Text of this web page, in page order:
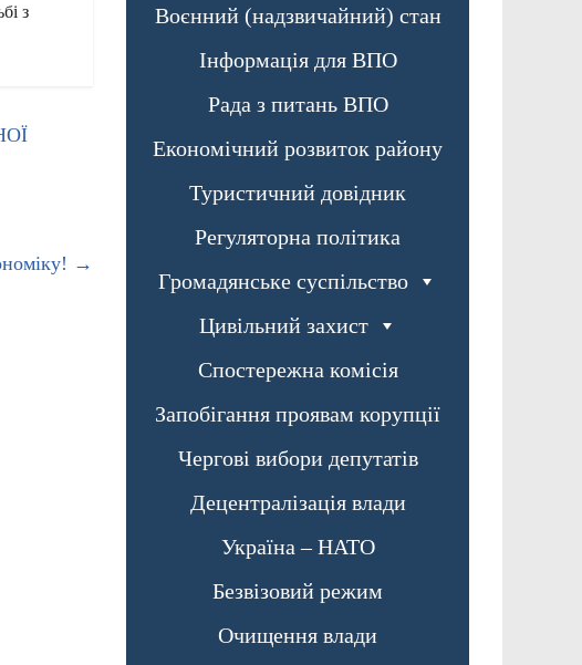
з
→
Воєнний (надзвичайний) стан
Інформація для ВПО
Рада з питань ВПО
Економічний розвиток району
Туристичний довідник
Регуляторна політика
Громадянське суспільство
Цивільний захист
Спостережна комісія
Запобігання проявам корупції
Чергові вибори депутатів
Децентралізація влади
Україна – НАТО
Безвізовий режим
Очищення влади